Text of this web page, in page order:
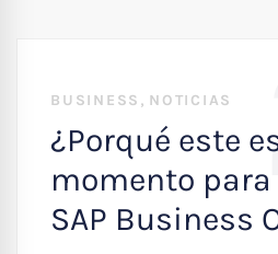
BUSINESS , NOTICIAS
¿Porqué este
momento
SAP Business